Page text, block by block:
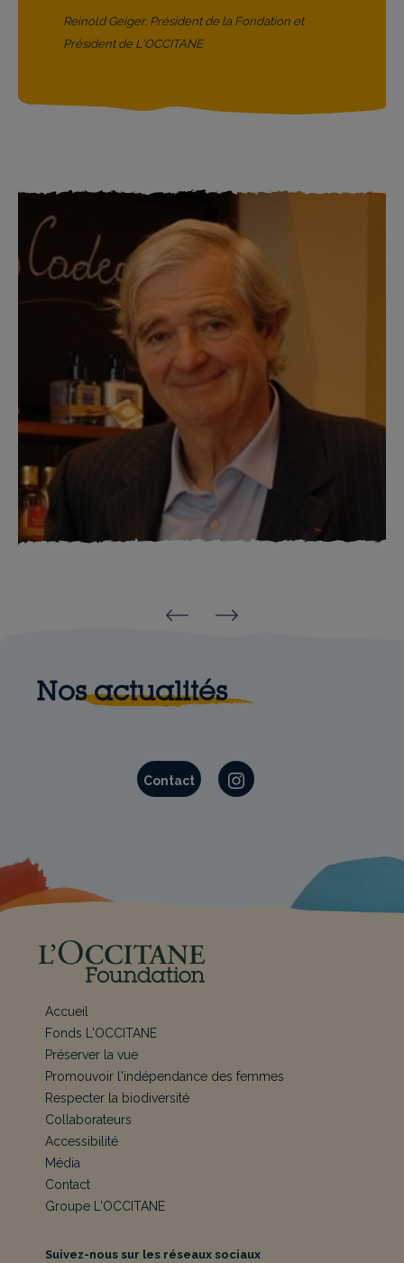
Reinold Geiger, Président de la Fondation et
Président de L'OCCITANE
Nos actualités
Contact
Accueil
Fonds L'OCCITANE
Préserver la vue
Promouvoir l'indépendance des femmes
Respecter la biodiversité
Collaborateurs
Accessibilité
Média
Contact
Groupe L'OCCITANE
Suivez-nous sur les réseaux sociaux